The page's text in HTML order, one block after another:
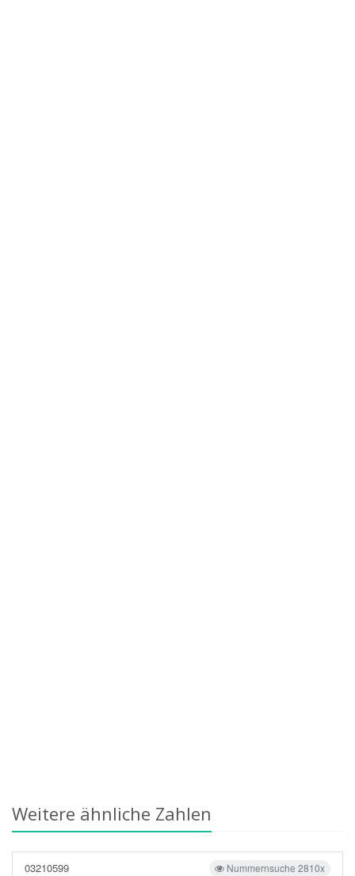
Weitere ähnliche Zahlen
Nummernsuche 2810x
03210599